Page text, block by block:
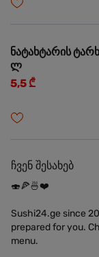
ნატახტარის
ლ
5,5 ₾
ჩვენ შესახებ
🍣🍕🍜❤️
Sushi24.ge since
prepared for you.
menu.